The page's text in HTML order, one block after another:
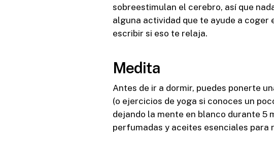
sobreestimulan el cerebro, así que
alguna actividad que te ayude a coger
escribir si eso te relaja.
Medita
Antes de ir a dormir, puedes ponerte
(o ejercicios de yoga si conoces un
dejando la mente en blanco durante 5
perfumadas y aceites esenciales para